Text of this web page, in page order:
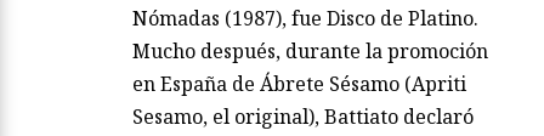
Nómadas (1987), fue Disco de Platino.
Mucho después, durante la promoción
en España de Ábrete Sésamo (Apriti
Sesamo, el original), Battiato declaró